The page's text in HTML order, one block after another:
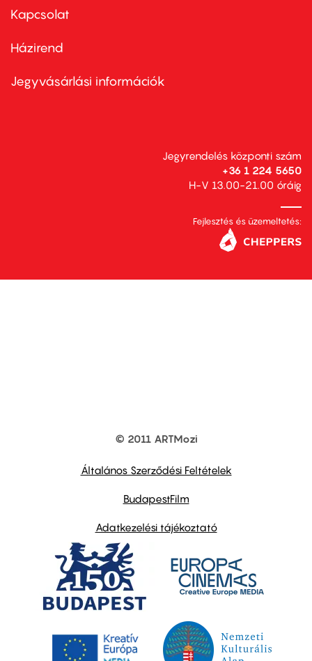
firstKapcsolat
Footer
second
Házirend
Jegyvásárlási információk
Jegyrendelés központi szám
+36 1 224 5650
H-V 13.00-21.00 óráig
Fejlesztés és üzemeltetés:
© 2011 ARTMozi
Általános Szerződési Feltételek
BudapestFilm
Adatkezelési tájékoztató